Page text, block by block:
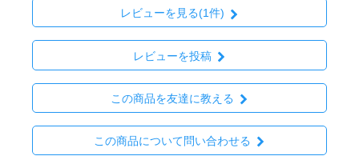
レビューを見る(1件)
レビューを投稿
この商品を友達に教える
この商品について問い合わせる